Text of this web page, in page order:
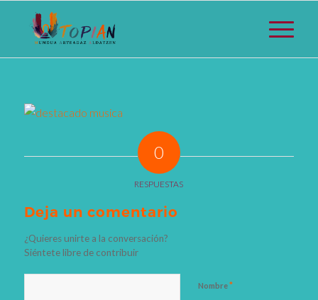
0
RESPUESTAS
Deja un comentario
¿Quieres unirte a la conversación?
Siéntete libre de contribuir
Nombre*